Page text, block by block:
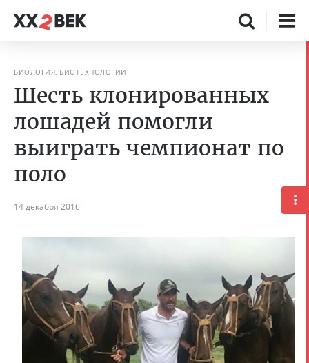
БИОЛОГИЯ, БИОТЕХНОЛОГИИ
Шесть клонированных
лошадей помогли
выиграть чемпионат по
поло
14 декабря 2016